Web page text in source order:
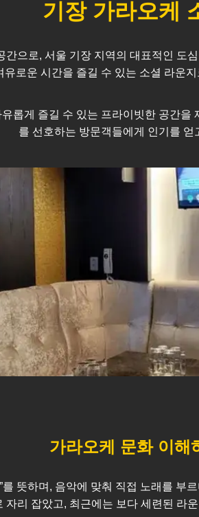
기장가라오케
간으로, 서울 기장 지역의 대표적인 도
유로운 시간을 즐길 수 있는 소셜 라운
롭게 즐길 수 있는 프라이빗한 공간
를 선호하는 방문객들에게 인기를 얻
가라오케 문화 이해
뜻하며, 음악에 맞춰 직접 노래를
자리 잡았고, 최근에는 보다 세련된 라